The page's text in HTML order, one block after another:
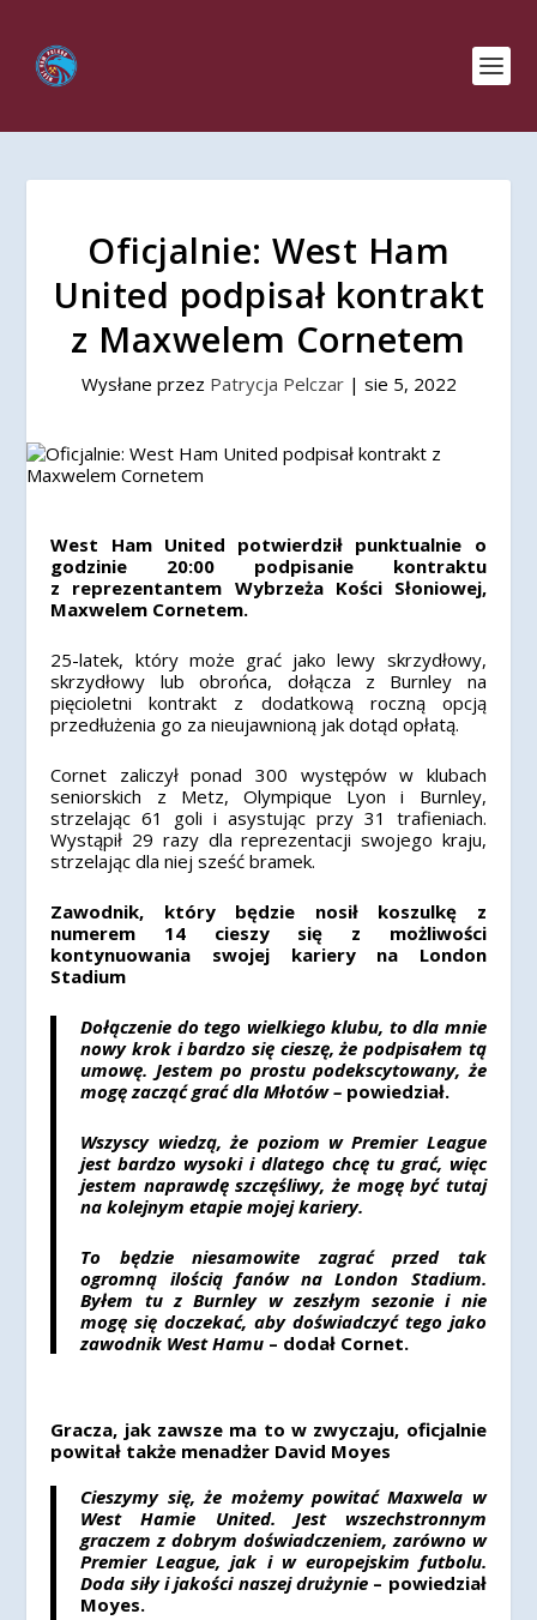
Oficjalnie: West Ham
United podpisał kontrakt
z Maxwelem Cornetem
Wysłane przez Patrycja Pelczar| sie 5, 2022
West Ham United potwierdził punktualnie o
godzinie 20:00 podpisanie kontraktu
z reprezentantem Wybrzeża Kości Słoniowej,
Maxwelem Cornetem.
25-latek, który może grać jako lewy skrzydłowy,
skrzydłowy lub obrońca, dołącza z Burnley na
pięcioletni kontrakt z dodatkową roczną opcją
przedłużenia go za nieujawnioną jak dotąd opłatą.
Cornet zaliczył ponad 300 występów w klubach
seniorskich z Metz, Olympique Lyon i Burnley,
strzelając 61 goli i asystując przy 31 trafieniach.
Wystąpił 29 razy dla reprezentacji swojego kraju,
strzelając dla niej sześć bramek.
Zawodnik, który będzie nosił koszulkę z
numerem 14 cieszy się z możliwości
kontynuowania swojej kariery na London
Stadium
Dołączenie do tego wielkiego klubu, to dla mnie
nowy krok i bardzo się cieszę, że podpisałem tą
umowę. Jestem po prostu podekscytowany, że
mogę zacząć grać dla Młotów – powiedział.
Wszyscy wiedzą, że poziom w Premier League
jest bardzo wysoki i dlatego chcę tu grać, więc
jestem naprawdę szczęśliwy, że mogę być tutaj
na kolejnym etapie mojej kariery.
To będzie niesamowite zagrać przed tak
ogromną ilością fanów na London Stadium.
Byłem tu z Burnley w zeszłym sezonie i nie
mogę się doczekać, aby doświadczyć tego jako
zawodnik West Hamu – dodał Cornet.
Gracza, jak zawsze ma to w zwyczaju, oficjalnie
powitał także menadżer David Moyes
Cieszymy się, że możemy powitać Maxwela w
West Hamie United. Jest wszechstronnym
graczem z dobrym doświadczeniem, zarówno w
Premier League, jak i w europejskim futbolu.
Doda siły i jakości naszej drużynie– powiedział
Moyes.